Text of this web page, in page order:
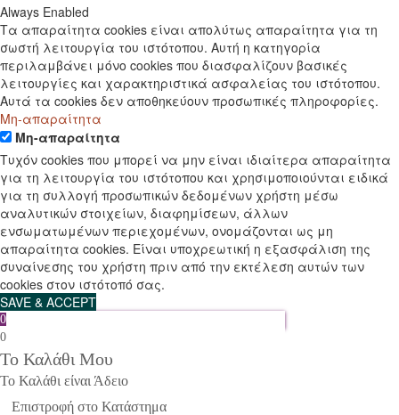
Always Enabled
Τα απαραίτητα cookies είναι απολύτως απαραίτητα για τη
σωστή λειτουργία του ιστότοπου. Αυτή η κατηγορία
περιλαμβάνει μόνο cookies που διασφαλίζουν βασικές
λειτουργίες και χαρακτηριστικά ασφαλείας του ιστότοπου.
Αυτά τα cookies δεν αποθηκεύουν προσωπικές πληροφορίες.
Μη-απαραίτητα
Μη-απαραίτητα
Τυχόν cookies που μπορεί να μην είναι ιδιαίτερα απαραίτητα
για τη λειτουργία του ιστότοπου και χρησιμοποιούνται ειδικά
για τη συλλογή προσωπικών δεδομένων χρήστη μέσω
αναλυτικών στοιχείων, διαφημίσεων, άλλων
ενσωματωμένων περιεχομένων, ονομάζονται ως μη
απαραίτητα cookies. Είναι υποχρεωτική η εξασφάλιση της
συναίνεσης του χρήστη πριν από την εκτέλεση αυτών των
cookies στον ιστότοπό σας.
SAVE & ACCEPT
0
0
Το Καλάθι Μου
Το Καλάθι είναι Άδειο
Επιστροφή στο Κατάστημα